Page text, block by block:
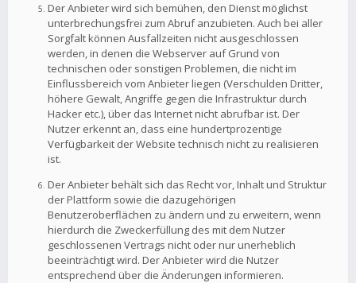
Der Anbieter wird sich bemühen, den Dienst möglichst
unterbrechungsfrei zum Abruf anzubieten. Auch bei aller
Sorgfalt können Ausfallzeiten nicht ausgeschlossen
werden, in denen die Webserver auf Grund von
technischen oder sonstigen Problemen, die nicht im
Einflussbereich vom Anbieter liegen (Verschulden Dritter,
höhere Gewalt, Angriffe gegen die Infrastruktur durch
Hacker etc.), über das Internet nicht abrufbar ist. Der
Nutzer erkennt an, dass eine hundertprozentige
Verfügbarkeit der Website technisch nicht zu realisieren
ist.
Der Anbieter behält sich das Recht vor, Inhalt und Struktur
der Plattform sowie die dazugehörigen
Benutzeroberflächen zu ändern und zu erweitern, wenn
hierdurch die Zweckerfüllung des mit dem Nutzer
geschlossenen Vertrags nicht oder nur unerheblich
beeinträchtigt wird. Der Anbieter wird die Nutzer
entsprechend über die Änderungen informieren.